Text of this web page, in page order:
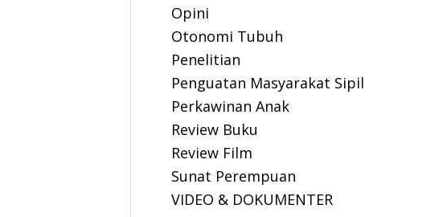
Opini
Otonomi Tubuh
Penelitian
Penguatan Masyarakat Sipil
Perkawinan Anak
Review Buku
Review Film
Sunat Perempuan
VIDEO & DOKUMENTER